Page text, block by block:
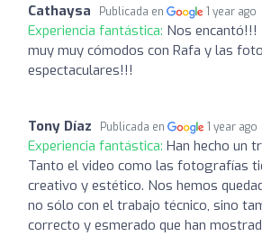
Cathaysa Publicada en 1 year ago
Experiencia fantástica: Nos
muy muy cómodos con Rafa y las
espectaculares!!!
Tony Díaz Publicada en 1 year ago
Experiencia fantástica: Han hecho un
Tanto el video como las fotografías
creativo y estético. Nos hemos
no sólo con el trabajo técnico, sino
correcto y esmerado que han